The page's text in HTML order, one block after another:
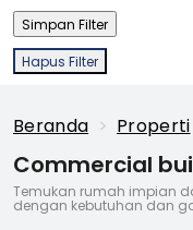
Simpan Filter
Hapus Filter
Beranda > Properti
Commercial
Temukan rumah impian
dengan kebutuhan dan